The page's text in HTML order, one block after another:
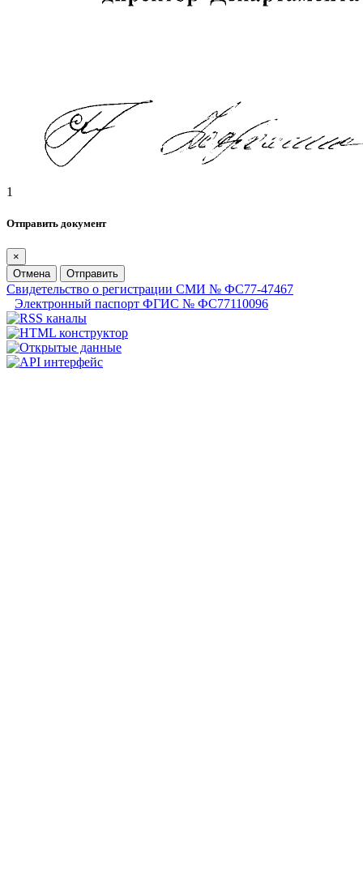
1
Отправить документ
×
Отмена
Отправить
Свидетельство о регистрации СМИ № ФС77-47467
Электронный паспорт ФГИС № ФС77110096